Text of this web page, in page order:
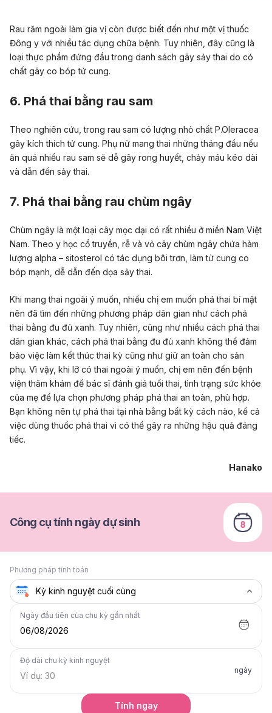
Rau răm ngoài làm gia vị còn được biết đến như một vị thuốc
Đông y với nhiều tác dụng chữa bệnh. Tuy nhiên, đây cũng là
loại thực phẩm đứng đầu trong danh sách gây sảy thai do có
chất gây co bóptử cung.
6. Phá thai bằng rau sam
Theo nghiên cứu, trong rau sam có lượng nhỏ chất P.Oleracea
gây kích thích tử cung. Phụ nữ mang thai những tháng đầu nếu
ăn quá nhiều rau sam sẽ dễ gây rong huyết, chảy máu kéo dài
và dẫn đến sảy thai.
7. Phá thai bằng rau chùm ngây
Chùm ngây là một loại cây mọc dại có rất nhiều ở miền Nam Việt
Nam. Theo y học cổ truyền, rễ và vỏ cây chùm ngây chứa hàm
lượng alpha – sitosterol có tác dụng bôi trơn, làm tử cung co
bóp mạnh, dễ dẫn đến dọa sảy thai.
Khi mang thai ngoài ý muốn, nhiều chị em muốn phá thai bí mật
nên đã tìm đến những phương pháp dân gian như cách phá
thai bằng đu đủ xanh. Tuy nhiên, cũng như nhiều cách phá thai
dân gian khác, cách phá thai bằng đu đủ xanh không thể đảm
bảo việc làm kết thúc thai kỳ cũng như giữ an toàn cho sản
phụ. Vì vậy, khi lỡ có thai ngoài ý muốn, chị em nên đến bệnh
viện thăm khám để bác sĩ đánh giá tuổi thai, tình trạng sức khỏe
của mẹ để lựa chọn phương pháp phá thai an toàn, phù hợp.
Bạn không nên tự phá thai tại nhà bằng bất kỳ cách nào, kể cả
việc dùng thuốc phá thai vì có thể gây ra những hậu quả đáng
tiếc.
Hanako
Công cụ tính ngày dự sinh
Phương pháp tính toán
Ngày đầu tiên của chu kỳ gần nhất
06/08/2026
Độ dài chu kỳ kinh nguyệt
ngày
Tính ngay